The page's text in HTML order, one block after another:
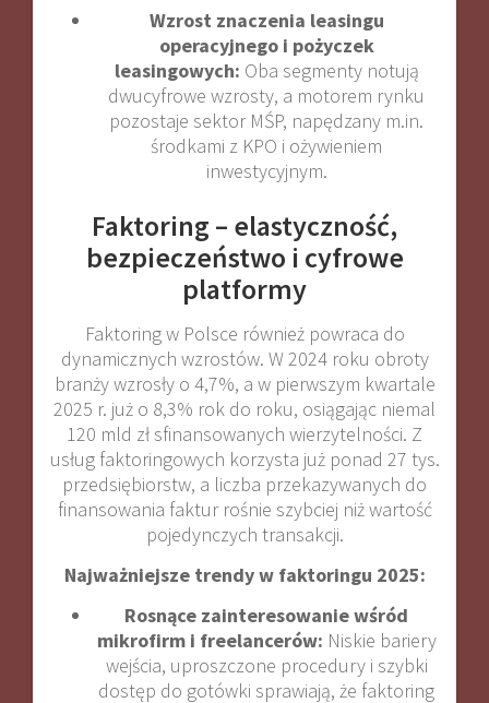
Wzrost znaczenia leasingu
operacyjnego i pożyczek
leasingowych: Oba segmenty notują
dwucyfrowe wzrosty, a motorem rynku
pozostaje sektor MŚP, napędzany m.in.
środkami z KPO i ożywieniem
inwestycyjnym.
Faktoring – elastyczność,
bezpieczeństwo i cyfrowe
platformy
Faktoring w Polsce również powraca do
dynamicznych wzrostów. W 2024 roku obroty
branży wzrosły o 4,7%, a w pierwszym kwartale
2025 r. już o 8,3% rok do roku, osiągając niemal
120 mld zł sfinansowanych wierzytelności. Z
usług faktoringowych korzysta już ponad 27 tys.
przedsiębiorstw, a liczba przekazywanych do
finansowania faktur rośnie szybciej niż wartość
pojedynczych transakcji.
Najważniejsze trendy w faktoringu 2025:
Rosnące zainteresowanie wśród
mikrofirm i freelancerów: Niskie bariery
wejścia, uproszczone procedury i szybki
dostęp do gotówki sprawiają, że faktoring